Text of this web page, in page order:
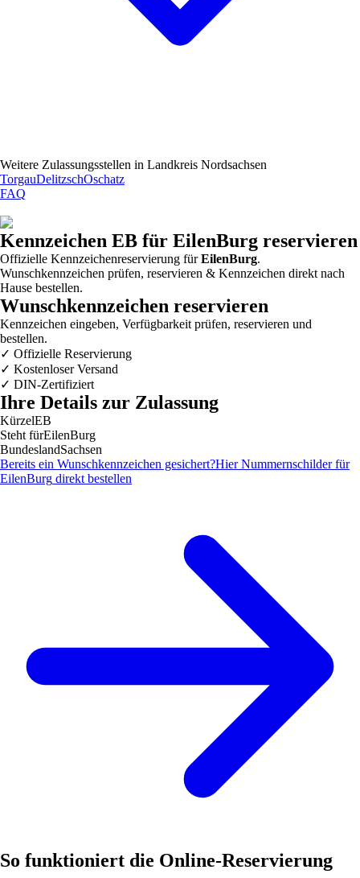
Weitere Zulassungsstellen in Landkreis Nordsachsen
TorgauDelitzschOschatz
FAQ
Kennzeichen EB für EilenBurg reservieren
Offizielle Kennzeichenreservierung fürEilenBurg.
Wunschkennzeichen prüfen, reservieren & Kennzeichen direkt nach
Hause bestellen.
Wunschkennzeichen reservieren
Kennzeichen eingeben, Verfügbarkeit prüfen, reservieren und
bestellen.
✓ Offizielle Reservierung
✓ Kostenloser Versand
✓ DIN-Zertifiziert
Ihre Details zur Zulassung
KürzelEB
Steht fürEilenBurg
BundeslandSachsen
Bereits ein Wunschkennzeichen gesichert?Hier Nummernschilder für
EilenBurg direkt bestellen
So funktioniert die Online-Reservierung